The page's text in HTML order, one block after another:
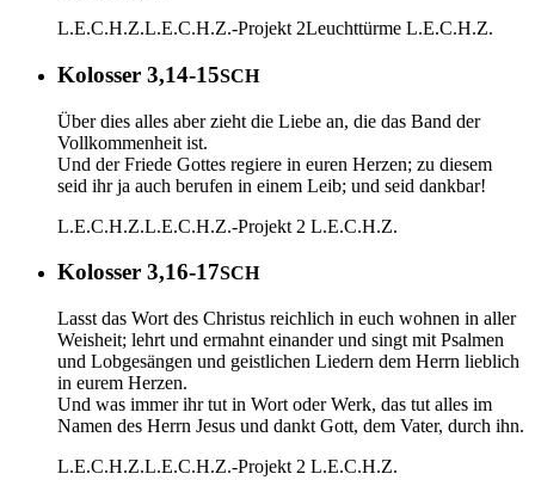
L.E.C.H.Z.L.E.C.H.Z.-Projekt 2Leuchttürme L.E.C.H.Z.
Kolosser 3,14-15SCH
Über dies alles aber zieht die Liebe an, die das Band der
Vollkommenheit ist.
Und der Friede Gottes regiere in euren Herzen; zu diesem
seid ihr ja auch berufen in einem Leib; und seid dankbar!
L.E.C.H.Z.L.E.C.H.Z.-Projekt 2 L.E.C.H.Z.
Kolosser 3,16-17SCH
Lasst das Wort des Christus reichlich in euch wohnen in aller
Weisheit; lehrt und ermahnt einander und singt mit Psalmen
und Lobgesängen und geistlichen Liedern dem Herrn lieblich
in eurem Herzen.
Und was immer ihr tut in Wort oder Werk, das tut alles im
Namen des Herrn Jesus und dankt Gott, dem Vater, durch ihn.
L.E.C.H.Z.L.E.C.H.Z.-Projekt 2 L.E.C.H.Z.